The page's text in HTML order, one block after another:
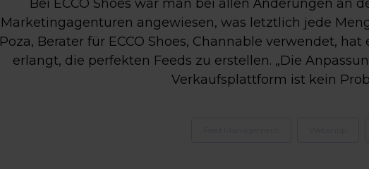
Bei ECCO Shoes war man bei allen Änderungen an
Marketingagenturen angewiesen, was letztlich jede
Poza, Berater für ECCO Shoes, Channable verwendet,
erlangt, die perfekten Feeds zu erstellen. „Die
Verkaufsplattform ist kein